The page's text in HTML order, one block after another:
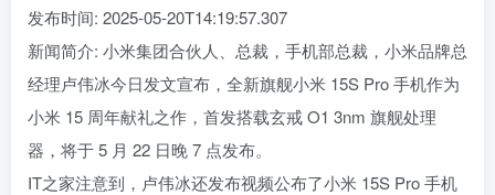
发布时间: 2025-05-20T14:19:57.307
新闻简介: 小米集团合伙人、总裁，手机部总裁，小米品牌总
经理卢伟冰今日发文宣布，全新旗舰小米 15S Pro 手机作为
小米 15 周年献礼之作，首发搭载玄戒 O1 3nm 旗舰处理
器，将于 5 月 22 日晚 7 点发布。
IT之家注意到，卢伟冰还发布视频公布了小米 15S Pro 手机